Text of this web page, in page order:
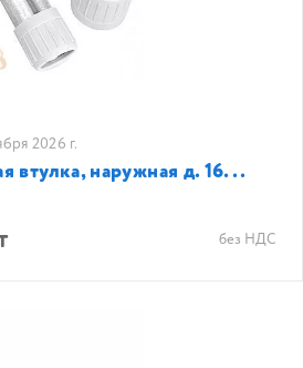
2026 г.
втулка, наружная д. 16...
без НДС